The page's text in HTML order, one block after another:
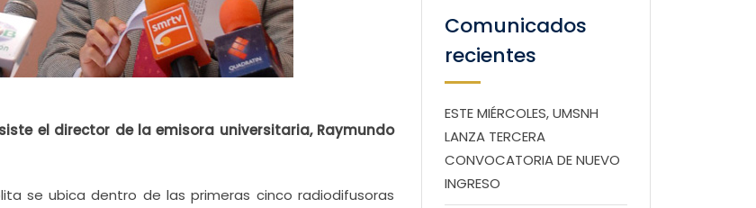
el director de la emisora universitaria, Raymundo
se ubica dentro de las primeras cinco radiodifusoras
Comunicados
recientes
ESTE MIÉRCOLES, UMSNH
LANZA TERCERA
CONVOCATORIA DE NUEVO
INGRESO